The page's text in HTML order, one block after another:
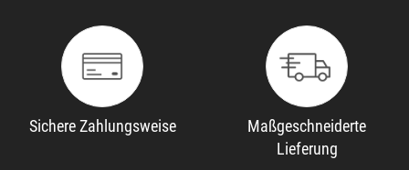
Sichere Zahlungsweise
Maßgeschneiderte
Lieferung